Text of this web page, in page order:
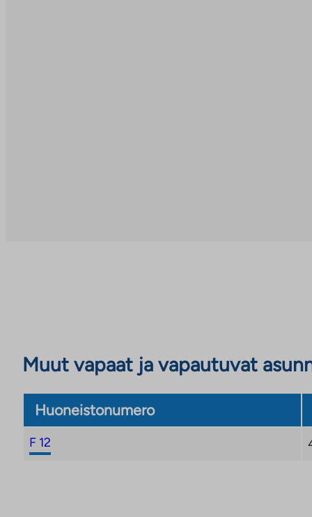
Muut vapaat ja vapautuvat
Huoneistonumero
F 12